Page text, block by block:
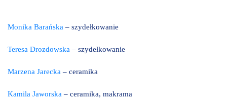
Monika Barańska – szydełkowanie
Teresa Drozdowska – szydełkowanie
Marzena Jarecka – ceramika
Kamila Jaworska – ceramika, makrama